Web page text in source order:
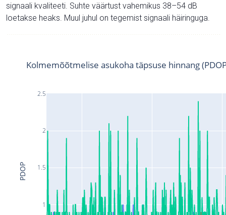
signaali kvaliteeti. Suhte väärtust vahemikus 38–54 dB
loetakse heaks. Muul juhul on tegemist signaali häiringuga.
1
1.5
2
2.5
Kolmemõõtmelise asukoha täpsuse hinnang
PDOP